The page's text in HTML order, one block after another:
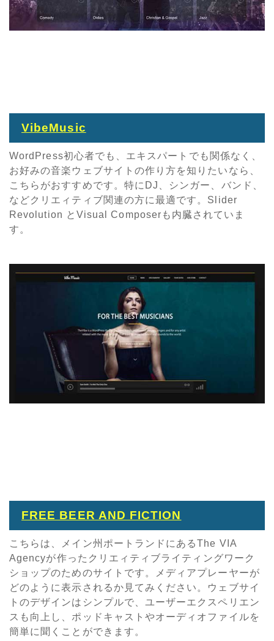
VibeMusic
WordPress初心者でも、エキスパートでも関係なく、
お好みの音楽ウェブサイトの作り方を知りたいなら、
こちらがおすすめです。特にDJ、シンガー、バンド、
などクリエィティブ関連の方に最適です。Slider
Revolution とVisual Composerも内臓されていま
す。
FREE BEER AND FICTION
こちらは、メイン州ポートランドにあるThe VIA
Agencyが作ったクリエィティブライティングワーク
ショップのためのサイトです。メディアプレーヤーが
どのように表示されるか見てみください。ウェブサイ
トのデザインはシンプルで、ユーザーエクスペリエン
スも向上し、ポッドキャストやオーディオファイルを
簡単に聞くことができます。